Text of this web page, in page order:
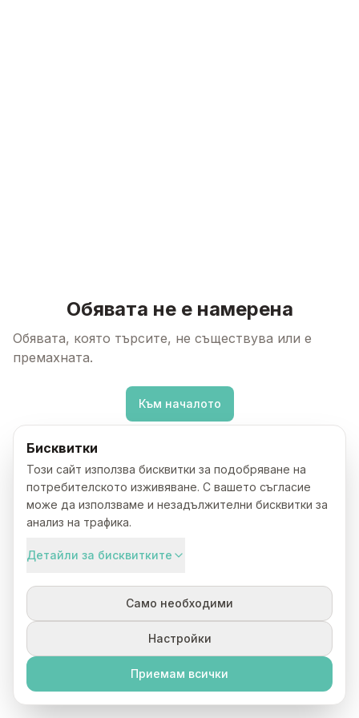
Обявата не е намерена
Обявата, която търсите, не съществува или е
премахната.
Към началото
Бисквитки
Този сайт използва бисквитки за подобряване на
потребителското изживяване. С вашето съгласие
може да използваме и незадължителни бисквитки за
анализ на трафика.
Детайли за бисквитките
Само необходими
Настройки
Приемам всички